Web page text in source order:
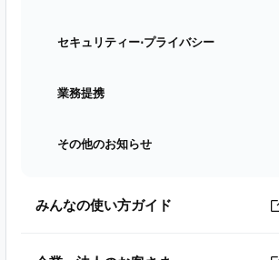
セキュリティー⋅プライバシー
業務提携
その他のお知らせ
みんなの使い方ガイド